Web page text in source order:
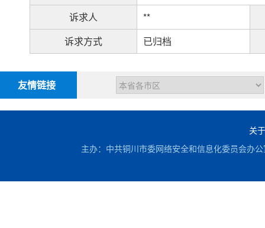
诉求人
**
诉求方式
已归档
友情链接
关
主办：中共铜川市委网络安全和信息化委员会办